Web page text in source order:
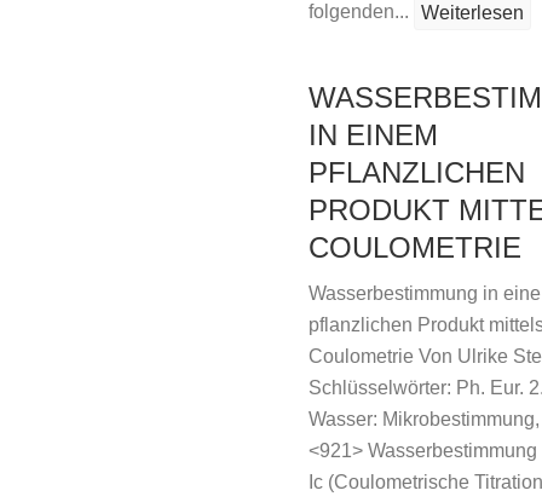
folgenden...
Weiterlesen
IN EINEM
PFLANZLICHEN
PRODUKT
COULOMETRIE
Wasserbestimmung in
pflanzlichen Produkt
Coulometrie Von Ulrike
Schlüsselwörter: Ph. Eur.
Wasser:
<921>
Ic (Coulometrische